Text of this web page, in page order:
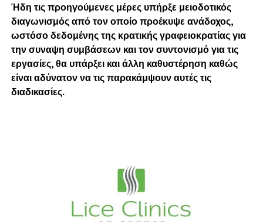
Ήδη τις προηγούμενες μέρες υπήρξε μειοδοτικός
διαγωνισμός από τον οποίο προέκυψε ανάδοχος,
ωστόσο δεδομένης της κρατικής γραφειοκρατίας για
την συναψη συμβάσεων και τον συντονισμό για τις
εργασίες, θα υπάρξει και άλλη καθυστέρηση καθώς
είναι αδύνατον να τις παρακάμψουν αυτές τις
διαδικασίες.